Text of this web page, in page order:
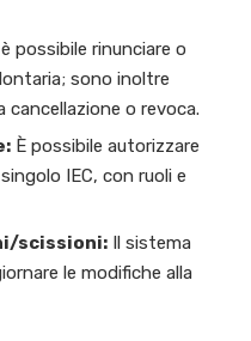
è possibile rinunciare o
sono inoltre
cancellazione o revoca.
È possibile autorizzare
IEC, con ruoli e
scissioni: Il sistema
le modifiche alla